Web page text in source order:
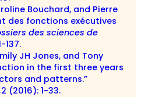
Bouchard, and Pierre
des fonctions exécutives
des sciences de
137.
JH Jones, and Tony
in the first three years
and patterns.”
(2016): 1-33.